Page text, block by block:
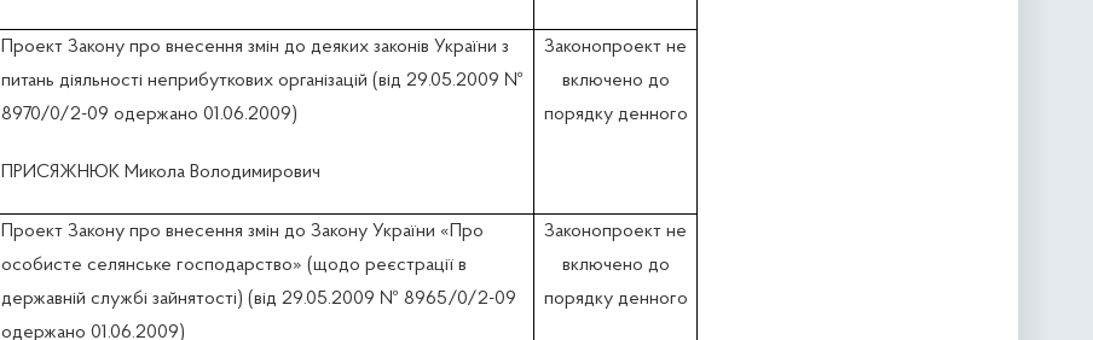
Проект Закону про внесення змін до деяких законів України з
питань діяльності неприбуткових організацій (вiд 29.05.2009 №
8970/0/2-09 одержано 01.06.2009)
ПРИСЯЖНЮК Микола Володимирович
Законопроект не
включено до
порядку денного
Проект Закону про внесення змін до Закону України «Про
особисте селянське господарство» (щодо реєстрації в
державній службі зайнятості) (вiд 29.05.2009 № 8965/0/2-09
одержано 01.06.2009)
Законопроект не
включено до
порядку денного